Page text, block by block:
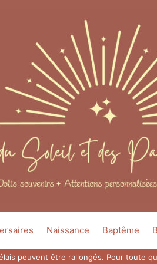
Naissance Baptême
peuvent être rallongés. Pour toute